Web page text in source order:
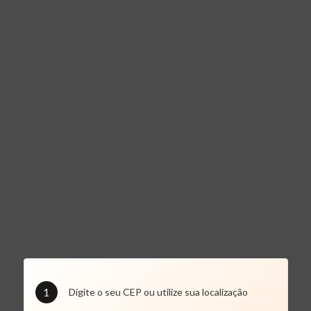
1 Digite o seu CEP ou utilize sua localização